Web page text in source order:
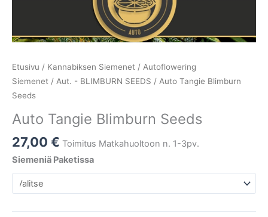
Etusivu / Kannabiksen Siemenet / Autoflowering
Siemenet / Aut. - BLIMBURN SEEDS / Auto Tangie Blimburn
Seeds
Auto Tangie Blimburn Seeds
27,00 € Toimitus Matkahuoltoon n. 1-3pv.
Siemeniä Paketissa